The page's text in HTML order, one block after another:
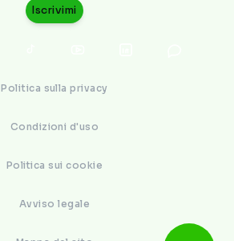
Iscrivimi
Politica sulla privacy
Condizioni d'uso
Politica sui cookie
Avviso legale